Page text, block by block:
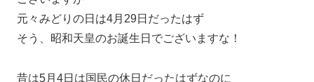
元々みどりの日は4月29日だったはず
そう、昭和天皇のお誕生日でございますな！
昔は5月4日は国民の休日だったはずなのに